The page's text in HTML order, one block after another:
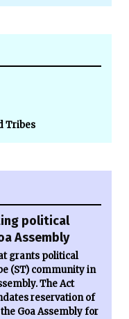
Tribes
political
Assembly
grants political
(ST) community in
The Act
reservation of
Goa Assembly for